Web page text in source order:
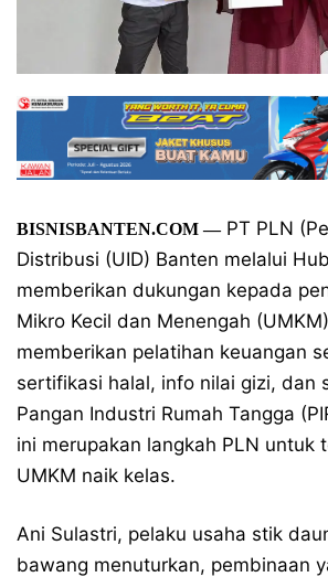
BISNISBANTEN.COM —PT PLN
Distribusi (UID) Banten melalui
memberikan dukungan kepada
Mikro Kecil dan Menengah
memberikan pelatihan keuangan
sertifikasi halal, info nilai gizi, dan
Pangan Industri Rumah Tangga
ini merupakan langkah PLN untuk
UMKM naik kelas.
Ani Sulastri, pelaku usaha stik
bawang menuturkan, pembinaan